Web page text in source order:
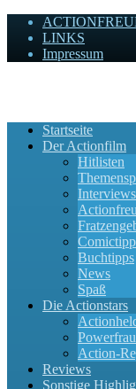
LINKS
Impressum
Startseite
Der Actionfilm
Hitlisten
Interviews
Buchtipps
News
Spaß
Die Actionstars
Action-
Reviews
Sonstige